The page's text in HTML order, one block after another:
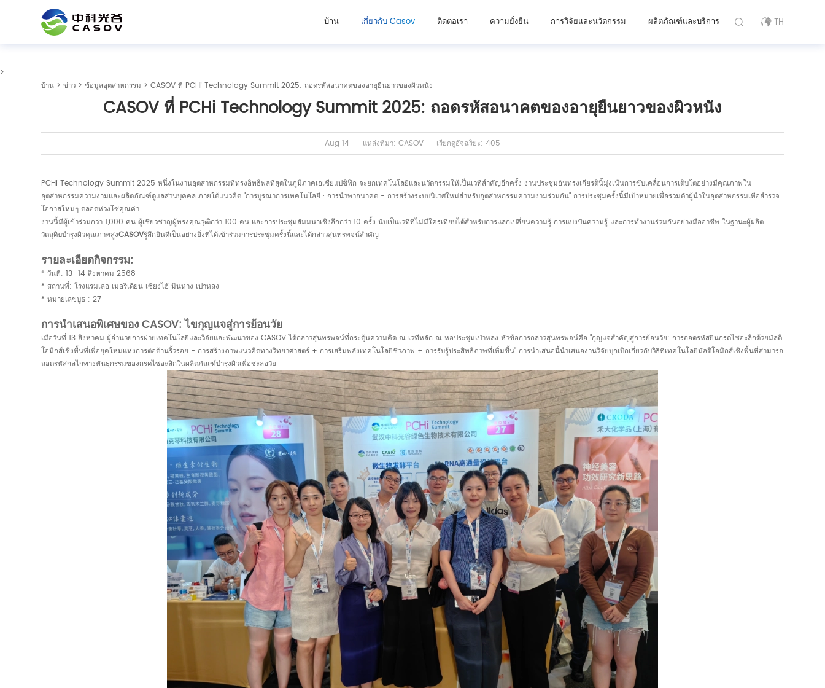
บ้าน เกี่ยวกับ Casov ติดต่อเรา ความยั่งยืน การวิจัยและนวัตกรรม ผลิตภัณฑ์และบริการ TH
>
บ้าน >ข่าว >ข้อมูลอุตสาหกรรม > CASOV ที่ PCHi Technology Summit 2025: ถอดรหัสอนาคตของอายุยืนยาวของผิวหนัง
CASOV ที่ PCHi Technology Summit 2025: ถอดรหัสอนาคตของอายุยืนยาวของผิวหนัง
Aug 14 แหล่งที่มา: CASOV เรียกดูอัจฉริยะ: 405
PCHi Technology Summit 2025 หนึ่งในงานอุตสาหกรรมที่ทรงอิทธิพลที่สุดในภูมิภาคเอเชียแปซิฟิก จะยกเทคโนโลยีและนวัตกรรมให้เป็นเวทีสำคัญอีกครั้ง งานประชุมอันทรงเกียรตินี้มุ่งเน้นการขับเคลื่อนการเติบโตอย่างมีคุณภาพใน
อุตสาหกรรมความงามและผลิตภัณฑ์ดูแลส่วนบุคคล ภายใต้แนวคิด "การบูรณาการเทคโนโลยี · การนำพาอนาคต - การสร้างระบบนิเวศใหม่สำหรับอุตสาหกรรมความงามร่วมกัน" การประชุมครั้งนี้มีเป้าหมายเพื่อรวมตัวผู้นำในอุตสาหกรรมเพื่อสำรวจ
โอกาสใหม่ๆ ตลอดห่วงโซ่คุณค่า
งานนี้มีผู้เข้าร่วมกว่า 1,000 คน ผู้เชี่ยวชาญผู้ทรงคุณวุฒิกว่า 100 คน และการประชุมสัมมนาเชิงลึกกว่า 10 ครั้ง นับเป็นเวทีที่ไม่มีใครเทียบได้สำหรับการแลกเปลี่ยนความรู้ การแบ่งปันความรู้ และการทำงานร่วมกันอย่างมืออาชีพ ในฐานะผู้ผลิต
วัตถุดิบบำรุงผิวคุณภาพสูงCASOVรู้สึกยินดีเป็นอย่างยิ่งที่ได้เข้าร่วมการประชุมครั้งนี้และได้กล่าวสุนทรพจน์สำคัญ
รายละเอียดกิจกรรม:
* วันที่: 13–14 สิงหาคม 2568
* สถานที่: โรงแรมเลอ เมอริเดียน เซี่ยงไฮ้ มินหาง เปาหลง
* หมายเลขบูธ : 27
การนำเสนอพิเศษของ CASOV: ไขกุญแจสู่การย้อนวัย
เมื่อวันที่ 13 สิงหาคม ผู้อำนวยการฝ่ายเทคโนโลยีและวิจัยและพัฒนาของ CASOV ได้กล่าวสุนทรพจน์ที่กระตุ้นความคิด ณ เวทีหลัก ณ หอประชุมเป่าหลง หัวข้อการกล่าวสุนทรพจน์คือ "กุญแจสำคัญสู่การย้อนวัย: การถอดรหัสยีนกรดไซอะลิกด้วยมัลติ
โอมิกส์เชิงพื้นที่เพื่อยุคใหม่แห่งการต่อต้านริ้วรอย - การสร้างภาพแนวคิดทางวิทยาศาสตร์ + การเสริมพลังเทคโนโลยีชีวภาพ + การรับรู้ประสิทธิภาพที่เพิ่มขึ้น" การนำเสนอนี้นำเสนองานวิจัยบุกเบิกเกี่ยวกับวิธีที่เทคโนโลยีมัลติโอมิกส์เชิงพื้นที่สามารถ
ถอดรหัสกลไกทางพันธุกรรมของกรดไซอะลิกในผลิตภัณฑ์บำรุงผิวเพื่อชะลอวัย